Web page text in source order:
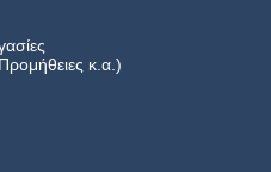
κ.α.)